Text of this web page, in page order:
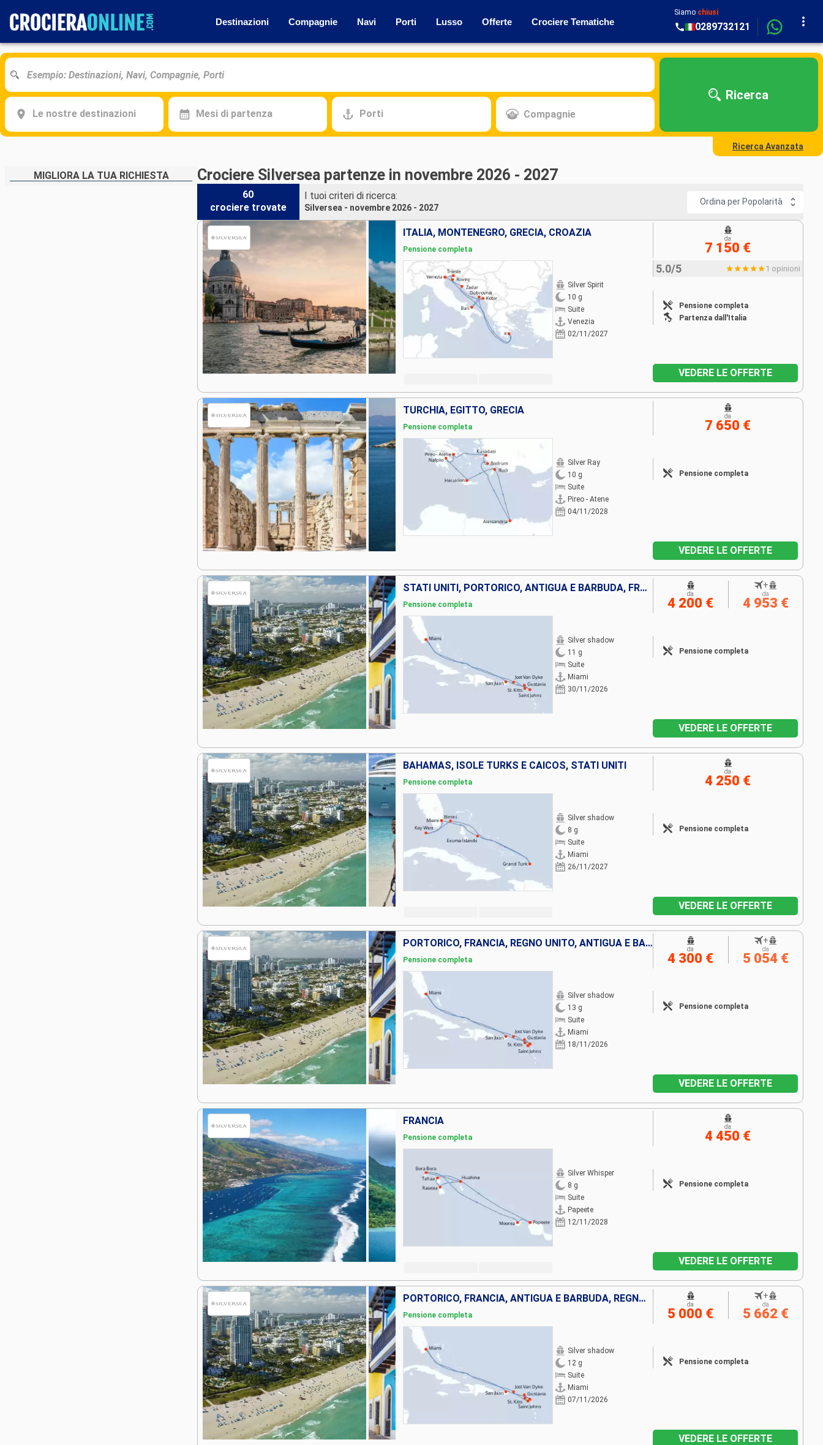
Destinazioni Compagnie Navi Porti Lusso Offerte Crociere Tematiche
Siamo chiusi
0289732121
Le nostre destinazioni Mesi di partenza Porti Compagnie
Ricerca
Ricerca Avanzata
MIGLIORA LA TUA RICHIESTA Crociere Silversea partenze in novembre 2026 - 2027
60
crociere trovate
I tuoi criteri di ricerca:
Silversea - novembre 2026 - 2027
Ordina per Popolarità
ITALIA, MONTENEGRO, GRECIA, CROAZIA
Pensione completa
Silver Spirit
10 g
Suite
Venezia
02/11/2027
5.0/5 1 opinioni
Pensione completa
Partenza dall'Italia
da
7 150 €
VEDERE LE OFFERTE
TURCHIA, EGITTO, GRECIA
Pensione completa
Silver Ray
10 g
Suite
Pireo - Atene
04/11/2028
Pensione completa
da
7 650 €
VEDERE LE OFFERTE
STATI UNITI, PORTORICO, ANTIGUA E BARBUDA, FRANCIA, JOST VAN DYKE
Pensione completa
Silver shadow
11 g
Suite
Miami
30/11/2026
Pensione completa
da
4 200 €
+
da
4 953 €
VEDERE LE OFFERTE
BAHAMAS, ISOLE TURKS E CAICOS, STATI UNITI
Pensione completa
Silver shadow
8 g
Suite
Miami
26/11/2027
Pensione completa
da
4 250 €
VEDERE LE OFFERTE
PORTORICO, FRANCIA, REGNO UNITO, ANTIGUA E BARBUDA, JOST VAN DYKE, STATI UNITI
Pensione completa
Silver shadow
13 g
Suite
Miami
18/11/2026
Pensione completa
da
4 300 €
+
da
5 054 €
VEDERE LE OFFERTE
FRANCIA
Pensione completa
Silver Whisper
8 g
Suite
Papeete
12/11/2028
Pensione completa
da
4 450 €
VEDERE LE OFFERTE
PORTORICO, FRANCIA, ANTIGUA E BARBUDA, REGNO UNITO, JOST VAN DYKE, STATI UNITI
Pensione completa
Silver shadow
12 g
Suite
Miami
07/11/2026
Pensione completa
da
5 000 €
+
da
5 662 €
VEDERE LE OFFERTE